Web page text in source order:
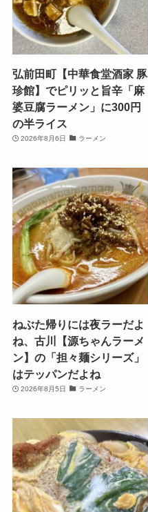
弘前田町【中華食堂酒家 豚
珍館】でピリッと旨辛「麻
婆豆腐ラーメン」に300円
の半ライス
2026年8月6日 ラーメン
ねぶた帰りには夜ラーだよ
ね、古川【源ちゃんラーメ
ン】の「担々麺シリーズ」
はテッパンだよね
2026年8月5日 ラーメン